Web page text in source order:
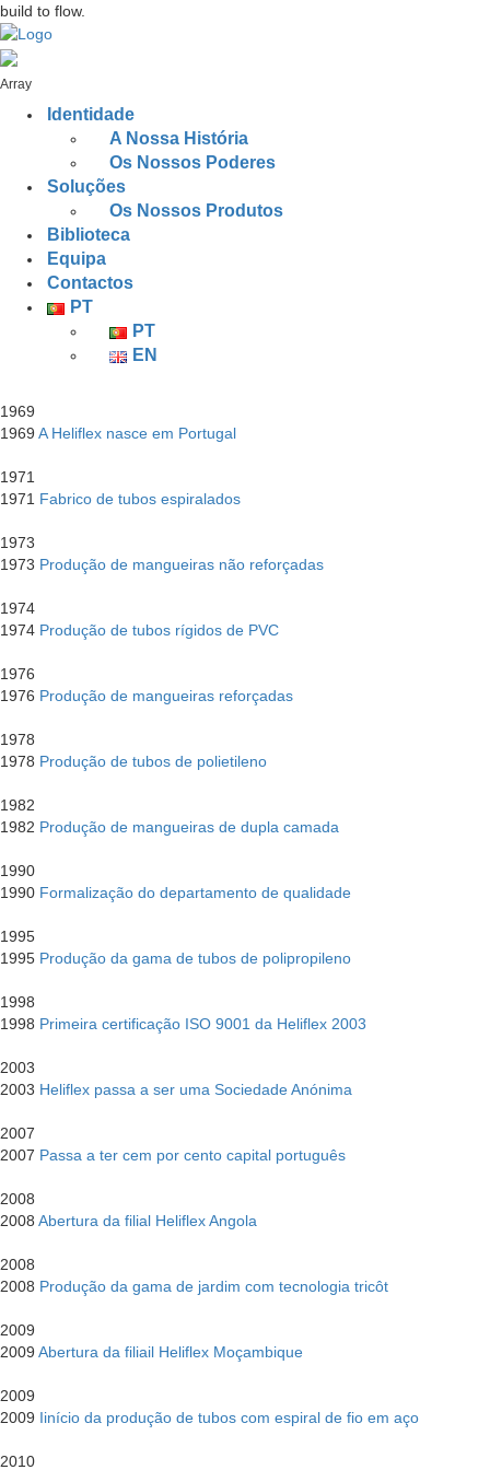
build to flow.
Array
Identidade
A Nossa História
Os Nossos Poderes
Soluções
Os Nossos Produtos
Biblioteca
Equipa
Contactos
PT
PT
EN
1969
1969 A Heliflex nasce em Portugal
1971
1971 Fabrico de tubos espiralados
1973
1973 Produção de mangueiras não reforçadas
1974
1974 Produção de tubos rígidos de PVC
1976
1976 Produção de mangueiras reforçadas
1978
1978 Produção de tubos de polietileno
1982
1982 Produção de mangueiras de dupla camada
1990
1990 Formalização do departamento de qualidade
1995
1995 Produção da gama de tubos de polipropileno
1998
1998 Primeira certificação ISO 9001 da Heliflex 2003
2003
2003 Heliflex passa a ser uma Sociedade Anónima
2007
2007 Passa a ter cem por cento capital português
2008
2008 Abertura da filial Heliflex Angola
2008
2008 Produção da gama de jardim com tecnologia tricôt
2009
2009 Abertura da filiail Heliflex Moçambique
2009
2009 Iinício da produção de tubos com espiral de fio em aço
2010